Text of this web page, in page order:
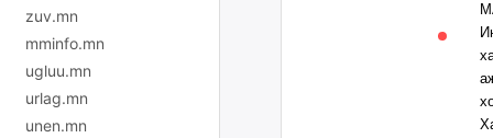
zuv.mn
mminfo.mn
ugluu.mn
urlag.mn
unen.mn